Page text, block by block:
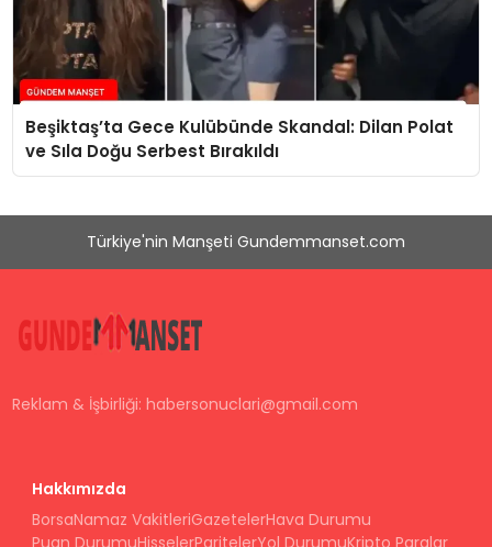
Beşiktaş’ta Gece Kulübünde Skandal: Dilan Polat
ve Sıla Doğu Serbest Bırakıldı
Türkiye'nin Manşeti Gundemmanset.com
Reklam & İşbirliği:habersonuclari@gmail.com
Hakkımızda
BorsaNamaz VakitleriGazetelerHava Durumu